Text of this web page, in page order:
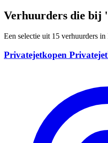
Verhuurders die bij
Een selectie uit 15 verhuurders in
Privatejetkopen